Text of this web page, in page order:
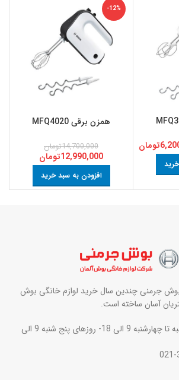
تومان
-12%
همزن برقی MFQ4020
14,700,000تومان
12,990,000تومان
افزودن به سبد خرید
بوش جرمنی چندین سال خرید لوازم خانگی بوش
آسان ساخته است.
ساعات پاسخگویی : شنبه تا چهارشنبه 9 الی 18- روزهای پنج شنبه 9 الی